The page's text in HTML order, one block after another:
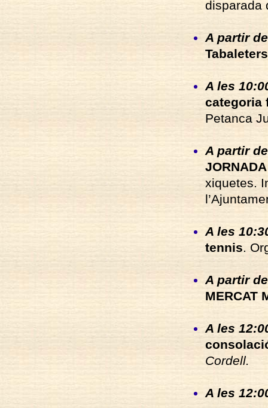
disparada
A partir
Tabaleters
A les
categoria
Petanca
A partir
xiquetes.
A les
tennis.
A partir
MERCAT
A les
Cordell.
A les